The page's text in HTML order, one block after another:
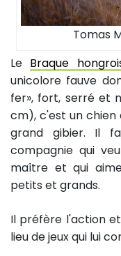
Tomas
Le Braque
unicolore fauve
fer», fort, serré et
cm), c'est un
grand gibier. Il
compagnie qui
maître et qui
petits et grands.
Il préfère l'action
lieu de jeux qui lui